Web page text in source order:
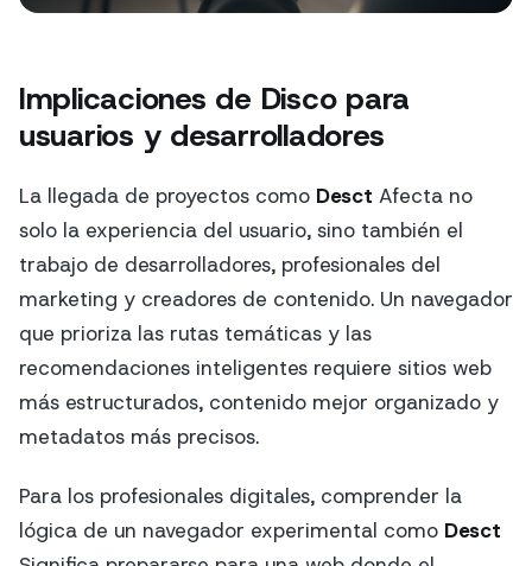
Implicaciones de Disco para
usuarios y desarrolladores
La llegada de proyectos como Desct Afecta no
solo la experiencia del usuario, sino también el
trabajo de desarrolladores, profesionales del
marketing y creadores de contenido. Un navegador
que prioriza las rutas temáticas y las
recomendaciones inteligentes requiere sitios web
más estructurados, contenido mejor organizado y
metadatos más precisos.
Para los profesionales digitales, comprender la
lógica de un navegador experimental como Desct